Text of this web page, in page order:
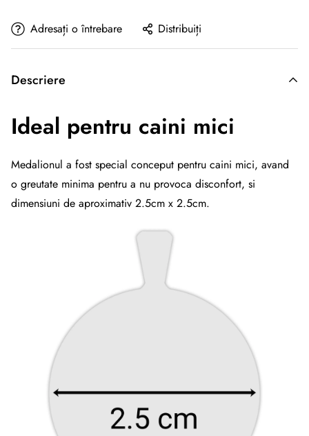
Adresați o întrebare Distribuiți
Descriere
Ideal pentru caini mici
Medalionul a fost special conceput pentru caini mici, avand
o greutate minima pentru a nu provoca disconfort, si
dimensiuni de aproximativ 2.5cm x 2.5cm.